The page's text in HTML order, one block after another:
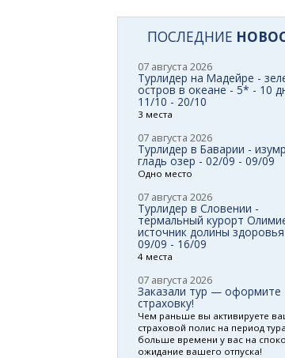
ПОСЛЕДНИЕ
07 августа 2026
Турлидер на Мадейре -
остров в океане - 5* - 10
11/10 - 20/10
3 места
07 августа 2026
Турлидер в Баварии -
гладь озер - 02/09 - 09/09
Одно место
07 августа 2026
Турлидер в Словении -
термальный курорт
источник долины
09/09 - 16/09
4 места
07 августа 2026
Заказали тур — оформите
страховку!
Чем раньше вы активируете
страховой полис на период
больше времени у вас на
ожидание вашего отпуска!